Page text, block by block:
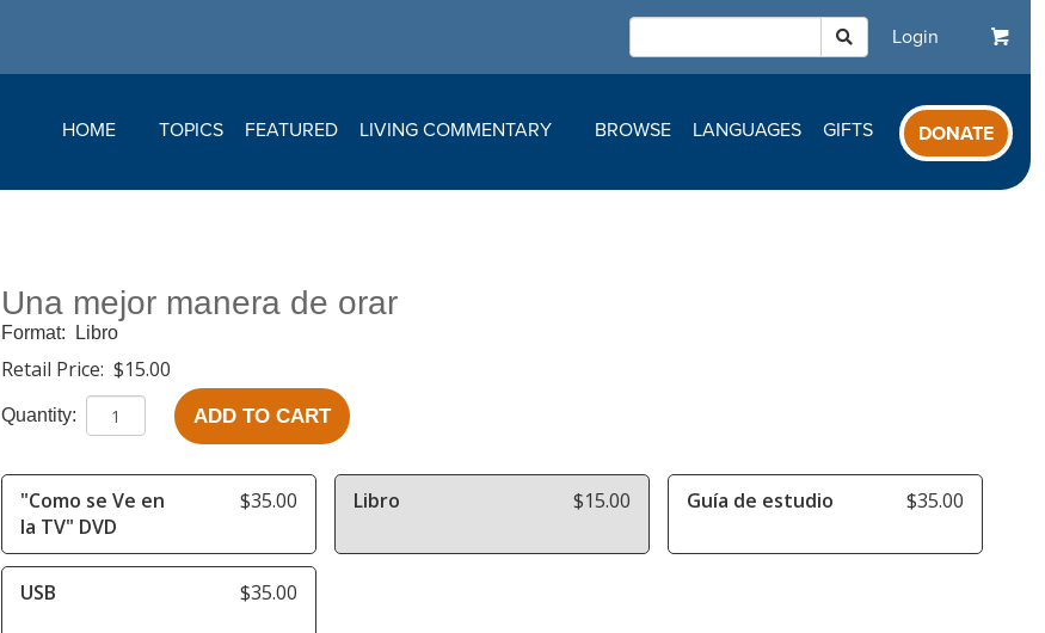
Login
HOME TOPICS FEATURED LIVING COMMENTARY BROWSE LANGUAGES GIFTS DONATE
Una mejor manera de orar
Format: Libro
Retail Price: $15.00
Quantity: ADD TO CART
"Como se Ve en
la TV" DVD
Álbum
$35.00 Libro $15.00 Guía de estudio $35.00
USB $35.00